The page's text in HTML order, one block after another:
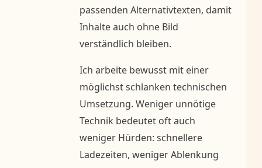
passenden Alternativtexten, damit
Inhalte auch ohne Bild
verständlich bleiben.
Ich arbeite bewusst mit einer
möglichst schlanken technischen
Umsetzung. Weniger unnötige
Technik bedeutet oft auch
weniger Hürden: schnellere
Ladezeiten, weniger Ablenkung